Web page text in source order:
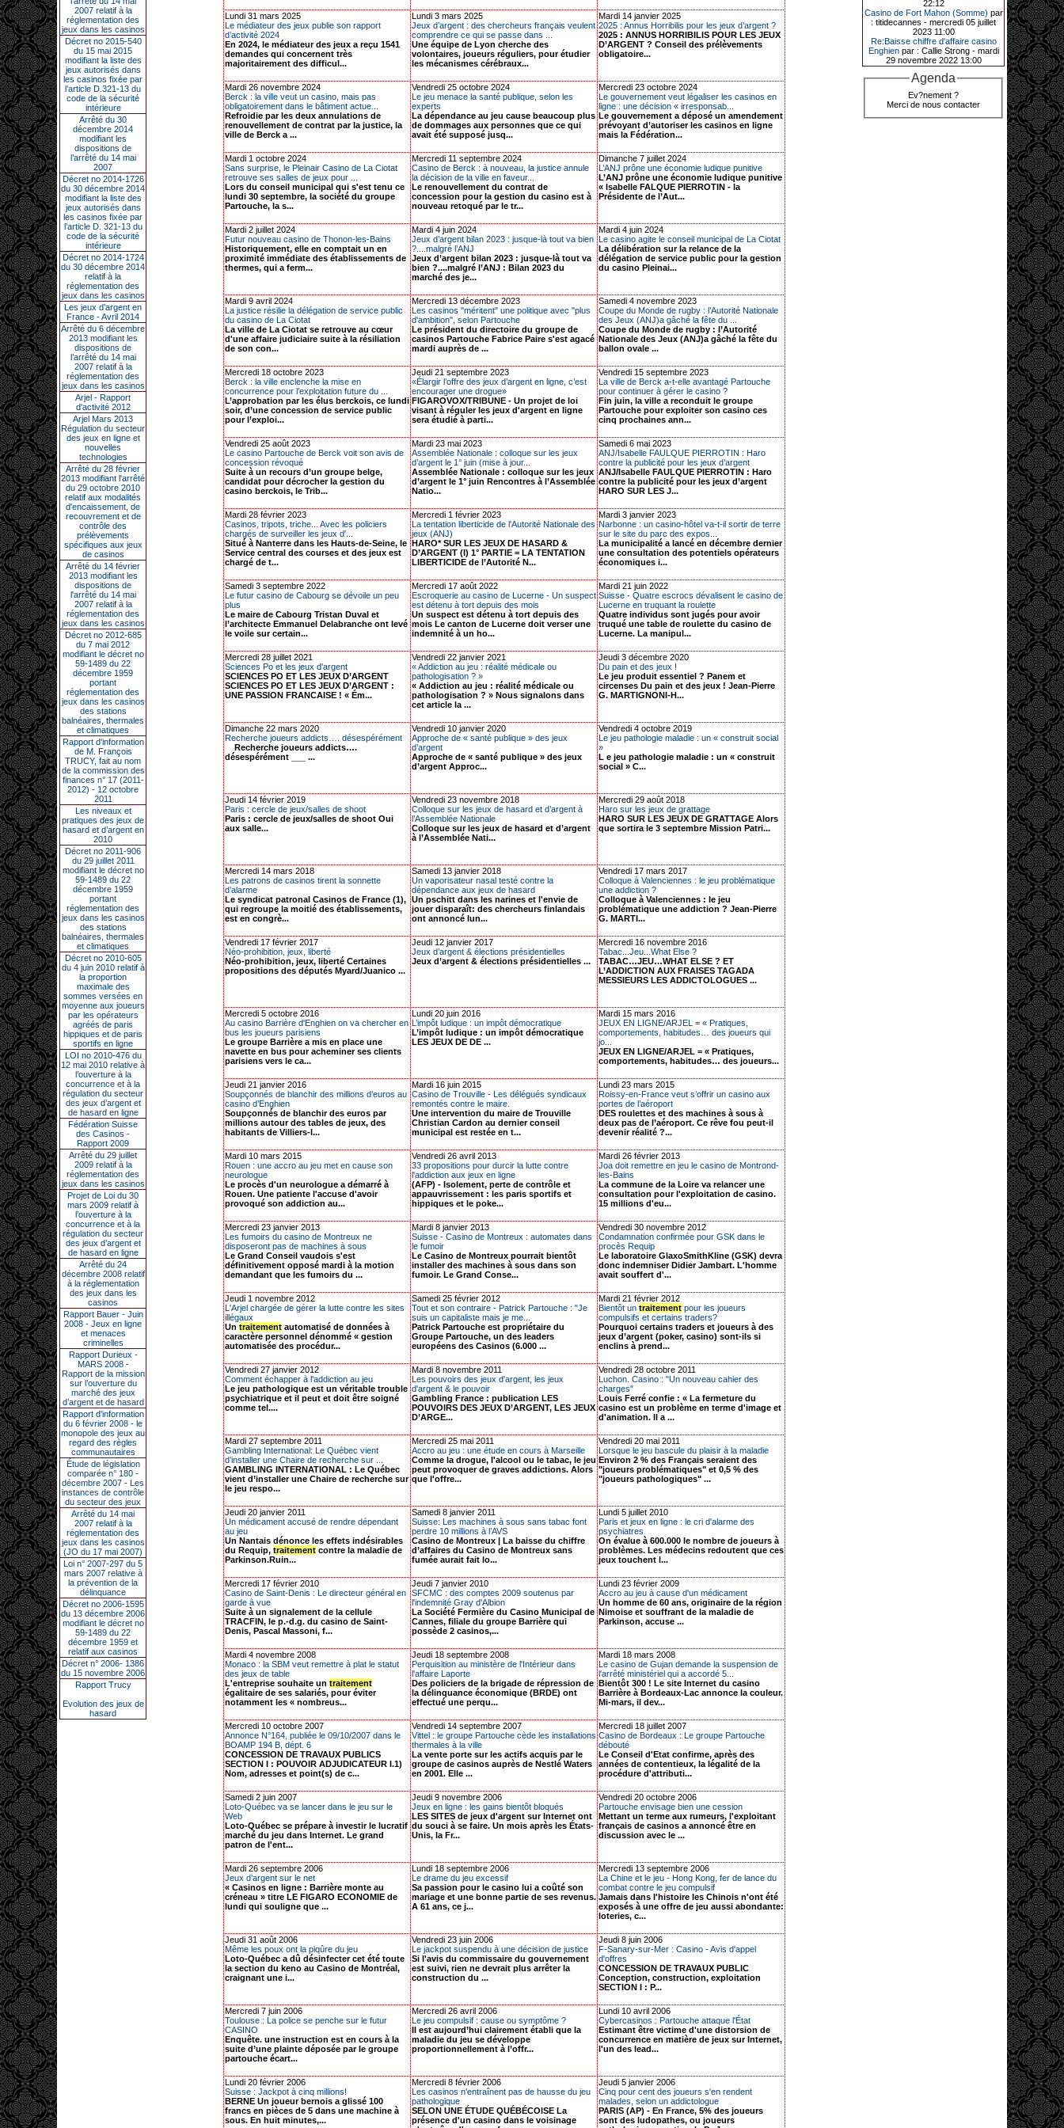
2007 relatif à la
réglementation des
jeux dans les casinos
Décret no 2015-540
du 15 mai 2015
modifiant la liste des
jeux autorisés dans
les casinos fixée par
l’article D.321-13 du
code de la sécurité
intérieure
Arrêté du 30
décembre 2014
modifiant les
dispositions de
l’arrêté du 14 mai
2007
Décret no 2014-1726
du 30 décembre 2014
modifiant la liste des
jeux autorisés dans
les casinos fixée par
l’article D. 321-13 du
code de la sécurité
intérieure
Décret no 2014-1724
du 30 décembre 2014
relatif à la
réglementation des
jeux dans les casinos
Les jeux d’argent en
France - Avril 2014
Arrêté du 6 décembre
2013 modifiant les
dispositions de
l’arrêté du 14 mai
2007 relatif à la
réglementation des
jeux dans les casinos
Arjel - Rapport
d'activité 2012
Arjel Mars 2013
Régulation du secteur
des jeux en ligne et
nouvelles
technologies
Arrêté du 28 février
2013 modifiant l'arrêté
du 29 octobre 2010
relatif aux modalités
d'encaissement, de
recouvrement et de
contrôle des
prélèvements
spécifiques aux jeux
de casinos
Arrêté du 14 février
2013 modifiant les
dispositions de
l'arrêté du 14 mai
2007 relatif à la
réglementation des
jeux dans les casinos
Décret no 2012-685
du 7 mai 2012
modifiant le décret no
59-1489 du 22
décembre 1959
portant
réglementation des
jeux dans les casinos
des stations
balnéaires, thermales
et climatiques
Rapport d'information
de M. François
TRUCY, fait au nom
de la commission des
finances n° 17 (2011-
2012) - 12 octobre
2011
Les niveaux et
pratiques des jeux de
hasard et d’argent en
2010
Décret no 2011-906
du 29 juillet 2011
modifiant le décret no
59-1489 du 22
décembre 1959
portant
réglementation des
jeux dans les casinos
des stations
balnéaires, thermales
et climatiques
Décret no 2010-605
du 4 juin 2010 relatif à
la proportion
maximale des
sommes versées en
moyenne aux joueurs
par les opérateurs
agréés de paris
hippiques et de paris
sportifs en ligne
LOI no 2010-476 du
12 mai 2010 relative à
l’ouverture à la
concurrence et à la
régulation du secteur
des jeux d’argent et
de hasard en ligne
Fédération Suisse
des Casinos -
Rapport 2009
Arrêté du 29 juillet
2009 relatif à la
réglementation des
jeux dans les casinos
Projet de Loi du 30
mars 2009 relatif à
l’ouverture à la
concurrence et à la
régulation du secteur
des jeux d’argent et
de hasard en ligne
Arrêté du 24
décembre 2008 relatif
à la réglementation
des jeux dans les
casinos
Rapport Bauer - Juin
2008 - Jeux en ligne
et menaces
criminelles
Rapport Durieux -
MARS 2008 -
Rapport de la mission
sur l’ouverture du
marché des jeux
d’argent et de hasard
Rapport d'information
du 6 février 2008 - le
monopole des jeux au
regard des règles
communautaires
Étude de législation
comparée n° 180 -
décembre 2007 - Les
instances de contrôle
du secteur des jeux
Arrêté du 14 mai
2007 relatif à la
réglementation des
jeux dans les casinos
(JO du 17 mai 2007)
Loi n° 2007-297 du 5
mars 2007 relative à
la prévention de la
délinquance
Décret no 2006-1595
du 13 décembre 2006
modifiant le décret no
59-1489 du 22
décembre 1959 et
relatif aux casinos
Décret n° 2006- 1386
du 15 novembre 2006
Rapport Trucy
Evolution des jeux de
hasard
Lundi 31 mars 2025
Le médiateur des jeux publie son rapport
d’activité 2024
En 2024, le médiateur des jeux a reçu 1541
demandes qui concernent très
majoritairement des difficul...
Lundi 3 mars 2025
Jeux d’argent : des chercheurs français veulent
comprendre ce qui se passe dans ...
Une équipe de Lyon cherche des
volontaires, joueurs réguliers, pour étudier
les mécanismes cérébraux...
Mardi 14 janvier 2025
2025 : Annus Horribilis pour les jeux d’argent ?
2025 : ANNUS HORRIBILIS POUR LES JEUX
D’ARGENT ? Conseil des prélèvements
obligatoire...
Mardi 26 novembre 2024
Berck : la ville veut un casino, mais pas
obligatoirement dans le bâtiment actue...
Refroidie par les deux annulations de
renouvellement de contrat par la justice, la
ville de Berck a ...
Vendredi 25 octobre 2024
Le jeu menace la santé publique, selon les
experts
La dépendance au jeu cause beaucoup plus
de dommages aux personnes que ce qui
avait été supposé jusq...
Mercredi 23 octobre 2024
Le gouvernement veut légaliser les casinos en
ligne : une décision « irresponsab...
Le gouvernement a déposé un amendement
prévoyant d’autoriser les casinos en ligne
mais la Fédération...
Mardi 1 octobre 2024
Sans surprise, le Pleinair Casino de La Ciotat
retrouve ses salles de jeux pour ...
Lors du conseil municipal qui s'est tenu ce
lundi 30 septembre, la société du groupe
Partouche, la s...
Mercredi 11 septembre 2024
Casino de Berck : à nouveau, la justice annule
la décision de la ville en faveur...
Le renouvellement du contrat de
concession pour la gestion du casino est à
nouveau retoqué par le tr...
Dimanche 7 juillet 2024
L’ANJ prône une économie ludique punitive
L’ANJ prône une économie ludique punitive
« Isabelle FALQUE PIERROTIN - la
Présidente de l’Aut...
Mardi 2 juillet 2024
Futur nouveau casino de Thonon-les-Bains
Historiquement, elle en comptait un en
proximité immédiate des établissements de
thermes, qui a ferm...
Mardi 4 juin 2024
Jeux d’argent bilan 2023 : jusque-là tout va bien
?....malgré l’ANJ
Jeux d’argent bilan 2023 : jusque-là tout va
bien ?....malgré l’ANJ : Bilan 2023 du
marché des je...
Mardi 4 juin 2024
Le casino agite le conseil municipal de La Ciotat
La délibération sur la relance de la
délégation de service public pour la gestion
du casino Pleinai...
Mardi 9 avril 2024
La justice résilie la délégation de service public
du casino de La Ciotat
La ville de La Ciotat se retrouve au cœur
d'une affaire judiciaire suite à la résiliation
de son con...
Mercredi 13 décembre 2023
Les casinos "méritent" une politique avec "plus
d'ambition", selon Partouche
Le président du directoire du groupe de
casinos Partouche Fabrice Paire s'est agacé
mardi auprès de ...
Samedi 4 novembre 2023
Coupe du Monde de rugby : l’Autorité Nationale
des Jeux (ANJ)a gâché la fête du ...
Coupe du Monde de rugby : l’Autorité
Nationale des Jeux (ANJ)a gâché la fête du
ballon ovale ...
Mercredi 18 octobre 2023
Berck : la ville enclenche la mise en
concurrence pour l’exploitation future du ...
L’approbation par les élus berckois, ce lundi
soir, d’une concession de service public
pour l’exploi...
Jeudi 21 septembre 2023
«Élargir l’offre des jeux d’argent en ligne, c’est
encourager une drogue»
FIGAROVOX/TRIBUNE - Un projet de loi
visant à réguler les jeux d'argent en ligne
sera étudié à parti...
Vendredi 15 septembre 2023
La ville de Berck a-t-elle avantagé Partouche
pour continuer à gérer le casino ?
Fin juin, la ville a reconduit le groupe
Partouche pour exploiter son casino ces
cinq prochaines ann...
Vendredi 25 août 2023
Le casino Partouche de Berck voit son avis de
concession révoqué
Suite à un recours d’un groupe belge,
candidat pour décrocher la gestion du
casino berckois, le Trib...
Mardi 23 mai 2023
Assemblée Nationale : colloque sur les jeux
d’argent le 1° juin (mise à jour...
Assemblée Nationale : colloque sur les jeux
d’argent le 1° juin Rencontres à l’Assemblée
Natio...
Samedi 6 mai 2023
ANJ/Isabelle FAULQUE PIERROTIN : Haro
contre la publicité pour les jeux d’argent
ANJ/Isabelle FAULQUE PIERROTIN : Haro
contre la publicité pour les jeux d’argent
HARO SUR LES J...
Mardi 28 février 2023
Casinos, tripots, triche... Avec les policiers
chargés de surveiller les jeux d'...
Situé à Nanterre dans les Hauts-de-Seine, le
Service central des courses et des jeux est
chargé de t...
Mercredi 1 février 2023
La tentation liberticide de l'Autorité Nationale des
jeux (ANJ)
HARO* SUR LES JEUX DE HASARD &
D’ARGENT (I) 1° PARTIE = LA TENTATION
LIBERTICIDE de l’Autorité N...
Mardi 3 janvier 2023
Narbonne : un casino-hôtel va-t-il sortir de terre
sur le site du parc des expos...
La municipalité a lancé en décembre dernier
une consultation des potentiels opérateurs
économiques i...
Samedi 3 septembre 2022
Le futur casino de Cabourg se dévoile un peu
plus
Le maire de Cabourg Tristan Duval et
l’architecte Emmanuel Delabranche ont levé
le voile sur certain...
Mercredi 17 août 2022
Escroquerie au casino de Lucerne - Un suspect
est détenu à tort depuis des mois
Un suspect est détenu à tort depuis des
mois Le canton de Lucerne doit verser une
indemnité à un ho...
Mardi 21 juin 2022
Suisse - Quatre escrocs dévalisent le casino de
Lucerne en truquant la roulette
Quatre individus sont jugés pour avoir
truqué une table de roulette du casino de
Lucerne. La manipul...
Mercredi 28 juillet 2021
Sciences Po et les jeux d'argent
SCIENCES PO ET LES JEUX D’ARGENT
SCIENCES PO ET LES JEUX D’ARGENT :
UNE PASSION FRANCAISE ! « Ém...
Vendredi 22 janvier 2021
« Addiction au jeu : réalité médicale ou
pathologisation ? »
« Addiction au jeu : réalité médicale ou
pathologisation ? » Nous signalons dans
cet article la ...
Jeudi 3 décembre 2020
Du pain et des jeux !
Le jeu produit essentiel ? Panem et
circenses Du pain et des jeux ! Jean-Pierre
G. MARTIGNONI-H...
Dimanche 22 mars 2020
Recherche joueurs addicts…. désespérément
Recherche joueurs addicts….
désespérément ___ ...
Vendredi 10 janvier 2020
Approche de « santé publique » des jeux
d’argent
Approche de « santé publique » des jeux
d’argent Approc...
Vendredi 4 octobre 2019
Le jeu pathologie maladie : un « construit social
»
L e jeu pathologie maladie : un « construit
social » C...
Jeudi 14 février 2019
Paris : cercle de jeux/salles de shoot
Paris : cercle de jeux/salles de shoot Oui
aux salle...
Vendredi 23 novembre 2018
Colloque sur les jeux de hasard et d’argent à
l’Assemblée Nationale
Colloque sur les jeux de hasard et d’argent
à l’Assemblée Nati...
Mercredi 29 août 2018
Haro sur les jeux de grattage
HARO SUR LES JEUX DE GRATTAGE Alors
que sortira le 3 septembre Mission Patri...
Mercredi 14 mars 2018
Les patrons de casinos tirent la sonnette
d’alarme
Le syndicat patronal Casinos de France (1),
qui regroupe la moitié des établissements,
est en congrè...
Samedi 13 janvier 2018
Un vaporisateur nasal testé contre la
dépendance aux jeux de hasard
Un pschitt dans les narines et l'envie de
jouer disparaît: des chercheurs finlandais
ont annoncé lun...
Vendredi 17 mars 2017
Colloque à Valenciennes : le jeu problématique
une addiction ?
Colloque à Valenciennes : le jeu
problématique une addiction ? Jean-Pierre
G. MARTI...
Vendredi 17 février 2017
Néo-prohibition, jeux, liberté
Néo-prohibition, jeux, liberté Certaines
propositions des députés Myard/Juanico ...
Jeudi 12 janvier 2017
Jeux d’argent & élections présidentielles
Jeux d’argent & élections présidentielles ...
Mercredi 16 novembre 2016
Tabac...Jeu...What Else ?
TABAC…JEU…WHAT ELSE ? ET
L’ADDICTION AUX FRAISES TAGADA
MESSIEURS LES ADDICTOLOGUES ...
Mercredi 5 octobre 2016
Au casino Barrière d'Enghien on va chercher en
bus les joueurs parisiens
Le groupe Barrière a mis en place une
navette en bus pour acheminer ses clients
parisiens vers le ca...
Lundi 20 juin 2016
L’impôt ludique : un impôt démocratique
L’impôt ludique : un impôt démocratique
LES JEUX DE DE ...
Mardi 15 mars 2016
JEUX EN LIGNE/ARJEL = « Pratiques,
comportements, habitudes… des joueurs qui
jo...
JEUX EN LIGNE/ARJEL = « Pratiques,
comportements, habitudes… des joueurs...
Jeudi 21 janvier 2016
Soupçonnés de blanchir des millions d’euros au
casino d’Enghien
Soupçonnés de blanchir des euros par
millions autour des tables de jeux, des
habitants de Villiers-l...
Mardi 16 juin 2015
Casino de Trouville - Les délégués syndicaux
remontés contre le maire.
Une intervention du maire de Trouville
Christian Cardon au dernier conseil
municipal est restée en t...
Lundi 23 mars 2015
Roissy-en-France veut s’offrir un casino aux
portes de l’aéroport
DES roulettes et des machines à sous à
deux pas de l’aéroport. Ce rêve fou peut-il
devenir réalité ?...
Mardi 10 mars 2015
Rouen : une accro au jeu met en cause son
neurologue
Le procès d'un neurologue a démarré à
Rouen. Une patiente l'accuse d'avoir
provoqué son addiction au...
Vendredi 26 avril 2013
33 propositions pour durcir la lutte contre
l'addiction aux jeux en ligne
(AFP) - Isolement, perte de contrôle et
appauvrissement : les paris sportifs et
hippiques et le poke...
Mardi 26 février 2013
Joa doit remettre en jeu le casino de Montrond-
les-Bains
La commune de la Loire va relancer une
consultation pour l'exploitation de casino.
15 millions d'eu...
Mercredi 23 janvier 2013
Les fumoirs du casino de Montreux ne
disposeront pas de machines à sous
Le Grand Conseil vaudois s'est
définitivement opposé mardi à la motion
demandant que les fumoirs du ...
Mardi 8 janvier 2013
Suisse - Casino de Montreux : automates dans
le fumoir
Le Casino de Montreux pourrait bientôt
installer des machines à sous dans son
fumoir. Le Grand Conse...
Vendredi 30 novembre 2012
Condamnation confirmée pour GSK dans le
procès Requip
Le laboratoire GlaxoSmithKline (GSK) devra
donc indemniser Didier Jambart. L'homme
avait souffert d'...
Jeudi 1 novembre 2012
L'Arjel chargée de gérer la lutte contre les sites
illégaux
Un traitement automatisé de données à
caractère personnel dénommé « gestion
automatisée des procédur...
Samedi 25 février 2012
Tout et son contraire - Patrick Partouche : "Je
suis un capitaliste mais je me...
Patrick Partouche est propriétaire du
Groupe Partouche, un des leaders
européens des Casinos (6.000 ...
Mardi 21 février 2012
Bientôt un traitement pour les joueurs
compulsifs et certains traders?
Pourquoi certains traders et joueurs à des
jeux d’argent (poker, casino) sont-ils si
enclins à prend...
Vendredi 27 janvier 2012
Comment échapper à l'addiction au jeu
Le jeu pathologique est un véritable trouble
psychiatrique et il peut et doit être soigné
comme tel....
Mardi 8 novembre 2011
Les pouvoirs des jeux d'argent, les jeux
d'argent & le pouvoir
Gambling France : publication LES
POUVOIRS DES JEUX D’ARGENT, LES JEUX
D’ARGE...
Vendredi 28 octobre 2011
Luchon. Casino : "Un nouveau cahier des
charges"
Louis Ferré confie : « La fermeture du
casino est un problème en terme d'image et
d'animation. Il a ...
Mardi 27 septembre 2011
Gambling International: Le Québec vient
d’installer une Chaire de recherche sur ...
GAMBLING INTERNATIONAL : Le Québec
vient d’installer une Chaire de recherche sur
le jeu respo...
Mercredi 25 mai 2011
Accro au jeu : une étude en cours à Marseille
Comme la drogue, l'alcool ou le tabac, le jeu
peut provoquer de graves addictions. Alors
que l'offre...
Vendredi 20 mai 2011
Lorsque le jeu bascule du plaisir à la maladie
Environ 2 % des Français seraient des
"joueurs problématiques" et 0,5 % des
"joueurs pathologiques" ...
Jeudi 20 janvier 2011
Un médicament accusé de rendre dépendant
au jeu
Un Nantais dénonce les effets indésirables
du Requip, traitement contre la maladie de
Parkinson.Ruin...
Samedi 8 janvier 2011
Suisse: Les machines à sous sans tabac font
perdre 10 millions à l’AVS
Casino de Montreux | La baisse du chiffre
d’affaires du Casino de Montreux sans
fumée aurait fait lo...
Lundi 5 juillet 2010
Paris et jeux en ligne : le cri d'alarme des
psychiatres
On évalue à 600.000 le nombre de joueurs à
problèmes. Les médecins redoutent que ces
jeux touchent l...
Mercredi 17 février 2010
Casino de Saint-Denis : Le directeur général en
garde à vue
Suite à un signalement de la cellule
TRACFIN, le p.-d.g. du casino de Saint-
Denis, Pascal Massoni, f...
Jeudi 7 janvier 2010
SFCMC : des comptes 2009 soutenus par
l'indemnité Gray d'Albion
La Société Fermière du Casino Municipal de
Cannes, filiale du groupe Barrière qui
possède 2 casinos,...
Lundi 23 février 2009
Accro au jeu à cause d'un médicament
Un homme de 60 ans, originaire de la région
Nimoise et souffrant de la maladie de
Parkinson, accuse ...
Mardi 4 novembre 2008
Monaco : la SBM veut remettre à plat le statut
des jeux de table
L'entreprise souhaite un traitement
égalitaire de ses salariés, pour éviter
notamment les « nombreus...
Jeudi 18 septembre 2008
Perquisition au ministère de l'Intérieur dans
l'affaire Laporte
Des policiers de la brigade de répression de
la délinquance économique (BRDE) ont
effectué une perqu...
Mardi 18 mars 2008
Le casino de Gujan demande la suspension de
l'arrêté ministériel qui a accordé 5...
Bientôt 300 ! Le site Internet du casino
Barrière à Bordeaux-Lac annonce la couleur.
Mi-mars, il dev...
Mercredi 10 octobre 2007
Annonce N°164, publiée le 09/10/2007 dans le
BOAMP 194 B, dépt. 6
CONCESSION DE TRAVAUX PUBLICS
SECTION I : POUVOIR ADJUDICATEUR I.1)
Nom, adresses et point(s) de c...
Vendredi 14 septembre 2007
Vittel : le groupe Partouche cède les installations
thermales à la ville
La vente porte sur les actifs acquis par le
groupe de casinos auprès de Nestlé Waters
en 2001. Elle ...
Mercredi 18 juillet 2007
Casino de Bordeaux : Le groupe Partouche
débouté
Le Conseil d'Etat confirme, après des
années de contentieux, la légalité de la
procédure d'attributi...
Samedi 2 juin 2007
Loto-Québec va se lancer dans le jeu sur le
Web
Loto-Québec se prépare à investir le lucratif
marché du jeu dans Internet. Le grand
patron de l'ent...
Jeudi 9 novembre 2006
Jeux en ligne : les gains bientôt bloqués
LES SITES de jeux d'argent sur Internet ont
du souci à se faire. Un mois après les États-
Unis, la Fr...
Vendredi 20 octobre 2006
Partouche envisage bien une cession
Mettant un terme aux rumeurs, l'exploitant
français de casinos a annoncé être en
discussion avec le ...
Mardi 26 septembre 2006
Jeux d’argent sur le net
« Casinos en ligne : Barrière monte au
créneau » titre LE FIGARO ECONOMIE de
lundi qui souligne que ...
Lundi 18 septembre 2006
Le drame du jeu excessif
Sa passion pour le casino lui a coûté son
mariage et une bonne partie de ses revenus.
A 61 ans, ce j...
Mercredi 13 septembre 2006
La Chine et le jeu - Hong Kong, fer de lance du
combat contre le jeu compulsif
Jamais dans l'histoire les Chinois n'ont été
exposés à une offre de jeu aussi abondante:
loteries, c...
Jeudi 31 août 2006
Même les poux ont la piqûre du jeu
Loto-Québec a dû désinfecter cet été toute
la section du keno au Casino de Montréal,
craignant une i...
Vendredi 23 juin 2006
Le jackpot suspendu à une décision de justice
Si l'avis du commissaire du gouvernement
est suivi, rien ne devrait plus arrêter la
construction du ...
Jeudi 8 juin 2006
F-Sanary-sur-Mer : Casino - Avis d'appel
d'offres
CONCESSION DE TRAVAUX PUBLIC
Conception, construction, exploitation
SECTION I : P...
Mercredi 7 juin 2006
Toulouse : La police se penche sur le futur
CASINO
Enquête. une instruction est en cours à la
suite d’une plainte déposée par le groupe
partouche écart...
Mercredi 26 avril 2006
Le jeu compulsif : cause ou symptôme ?
Il est aujourd’hui clairement établi que la
maladie du jeu se développe
proportionnellement à l’offr...
Lundi 10 avril 2006
Cybercasinos : Partouche attaque l'État
Estimant être victime d'une distorsion de
concurrence en matière de jeux sur Internet,
l'un des lead...
Lundi 20 février 2006
Suisse : Jackpot à cinq millions!
BERNE Un joueur bernois a glissé 100
francs en pièces de 5 dans une machine à
sous. En huit minutes,...
Mercredi 8 février 2006
Les casinos n'entraînent pas de hausse du jeu
pathologique
SELON UNE ÉTUDE QUÉBÉCOISE La
présence d'un casino dans le voisinage
Jeudi 5 janvier 2006
Cinq pour cent des joueurs s'en rendent
malades, selon un addictologue
PARIS (AP) - En France, 5% des joueurs
sont des ludopathes, ou joueurs
de décrocher un méga jackpot.
Elle n’a misé que 88 centimes sur
une machine à sous et a remporté
4_ 239 €?!
Au « Kasino » de Fréhel, une
vacancière a décroché le jackpot
22:12
Casino de Fort Mahon (Somme) par
: titidecannes - mercredi 05 juillet
2023 11:00
Re:Baisse chiffre d'affaire casino
Enghienpar : Callie Strong - mardi
29 novembre 2022 13:00
Agenda
Ev?nement ?
Merci de nous contacter